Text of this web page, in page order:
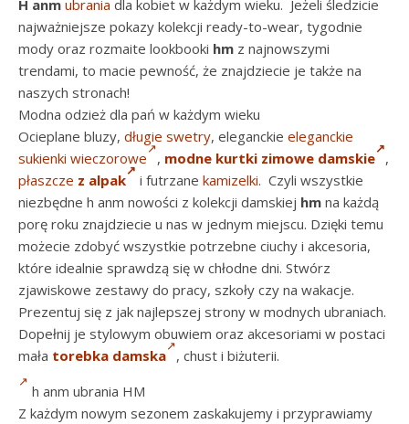
H anm ubrania dla kobiet w każdym wieku. Jeżeli śledzicie
najważniejsze pokazy kolekcji ready-to-wear, tygodnie
mody oraz rozmaite lookbooki hm z najnowszymi
trendami, to macie pewność, że znajdziecie je także na
naszych stronach!
Modna odzież dla pań w każdym wieku
Ocieplane bluzy, długie swetry, eleganckie eleganckie
sukienki wieczorowe
, modne kurtki zimowe damskie ,
płaszcze z alpak i futrzane kamizelki. Czyli wszystkie
niezbędne h anm nowości z kolekcji damskiej hm na każdą
porę roku znajdziecie u nas w jednym miejscu. Dzięki temu
możecie zdobyć wszystkie potrzebne ciuchy i akcesoria,
które idealnie sprawdzą się w chłodne dni. Stwórz
zjawiskowe zestawy do pracy, szkoły czy na wakacje.
Prezentuj się z jak najlepszej strony w modnych ubraniach.
Dopełnij je stylowym obuwiem oraz akcesoriami w postaci
mała torebka damska , chust i biżuterii.
h anm ubrania HM
Z każdym nowym sezonem zaskakujemy i przyprawiamy